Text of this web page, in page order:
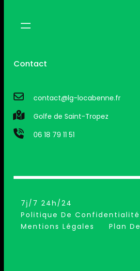
Contact
contact@lg-locabenne.fr
Golfe de Saint-Tropez
06 18 79 11 51
7j/7 24h/24
Politique De Confidentialité
Mentions Légales
Plan